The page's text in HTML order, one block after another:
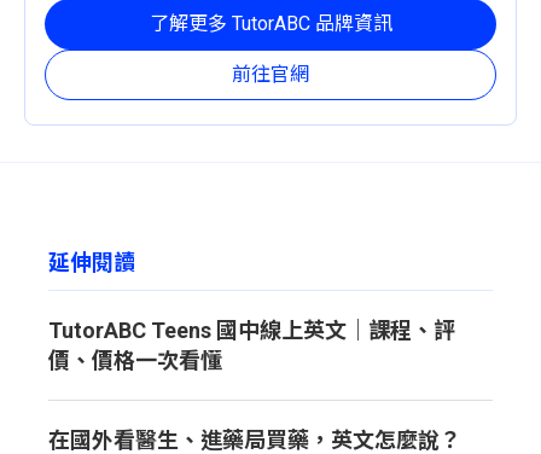
定且有效的成長路徑。
前往官網
了解更多 TutorABC 品牌資訊
延伸閱讀
TutorABC Teens 國中線上英文｜課程、評
價、價格一次看懂
在國外看醫生、進藥局買藥，英文怎麼說？